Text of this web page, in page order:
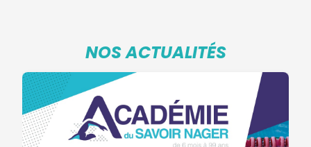
NOS ACTUALITÉS